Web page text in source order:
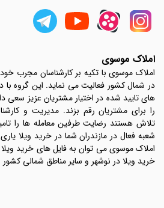
املاک موسوی
املاک موسوی با تکیه بر کارشناسان مجرب
در شمال کشور فعالیت می نماید. این گروه با
های تایید شده در اختیار مشتریان عزیز سعی
را برای مشتریان رقم بزند. مدیریت و
شعبه فعال در مازندران شما در خرید ویلا
املاک موسوی می توان به فایل های خرید ویلا
خرید ویلا در نوشهر و سایر مناطق شمالی کشور